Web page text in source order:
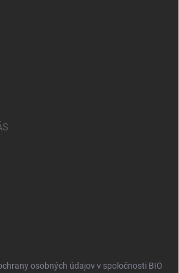
osobných údajov v spoločnosti BIO